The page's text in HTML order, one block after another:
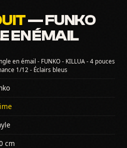
— FUNKO
EN ÉMAIL
en émail - FUNKO - KILLUA - 4 pouces
1/12 - Éclairs bleus
cm